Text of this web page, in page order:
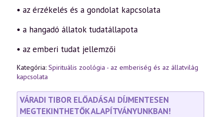
• az érzékelés és a gondolat kapcsolata
• a hangadó állatok tudatállapota
• az emberi tudat jellemzői
Kategória: Spirituális zoológia - az emberiség és az állatvilág
kapcsolata
VÁRADI TIBOR ELŐADÁSAI DÍJMENTESEN
MEGTEKINTHETŐK ALAPÍTVÁNYUNKBAN!